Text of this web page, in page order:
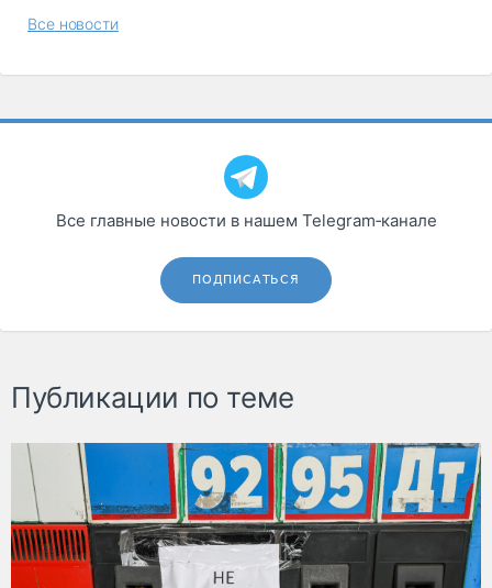
Все новости
Все главные новости в нашем Telegram‑канале
ПОДПИСАТЬСЯ
Публикации по теме